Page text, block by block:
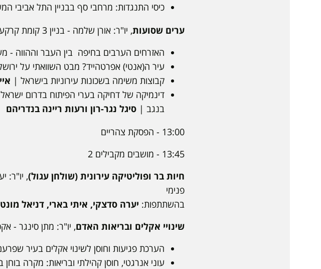
כיסי התנגדות: מרחבי סף בבניין התל אביבי
ערים שסועות, יו"ר: אורן שלמה - בניין 3 קומת קרקע, גלרייה לימודית
האזרחים הערבים בחיפה בין העבר וההווה -
עיר ה(אנטי) אפרטהייד? מבט השוואתי על
קבוצות משימה בשכונות עירוניות בישראל |
דינמיקה של דחיקה בערי הפיתוח בדרום
בנגב | סיגל נגר-רון ורעות ריינה בנדריהם
13:00 - הפסקת צהריים
13:45 - מושבים מקבילים 2
חיות בר ופוליטיקה עירונית (שולחן עגול)
פנימי
בהשתתפות: יערה סדצקי, איתי בארי, דניאל
שינויי אקלים ובריאות האדם, יו"ר: מתן סינגר - אקסלאב, בניין 3
הערכת פגיעות וחוסן לשינוי אקלים בעיר
עוני אנרגטי, חוסן קהילתי ובריאות: מקרה בוחן